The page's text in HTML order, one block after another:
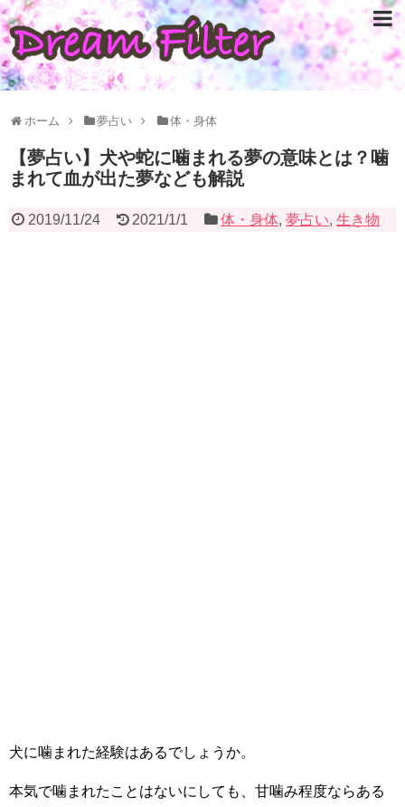
ホーム 夢占い 体・身体
【夢占い】犬や蛇に噛まれる夢の意味とは？噛
まれて血が出た夢なども解説
2019/11/24 2021/1/1 体・身体,夢占い,生き物
犬に噛まれた経験はあるでしょうか。
本気で噛まれたことはないにしても、甘噛み程度ならある